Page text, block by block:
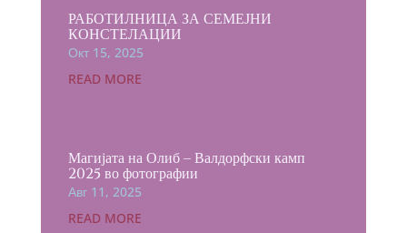
РАБОТИЛНИЦА ЗА СЕМЕЈНИ
КОНСТЕЛАЦИИ
Окт 15, 2025
READ MORE
Магијата на Олиб – Валдорфски камп
2025 во фотографии
Авг 11, 2025
READ MORE